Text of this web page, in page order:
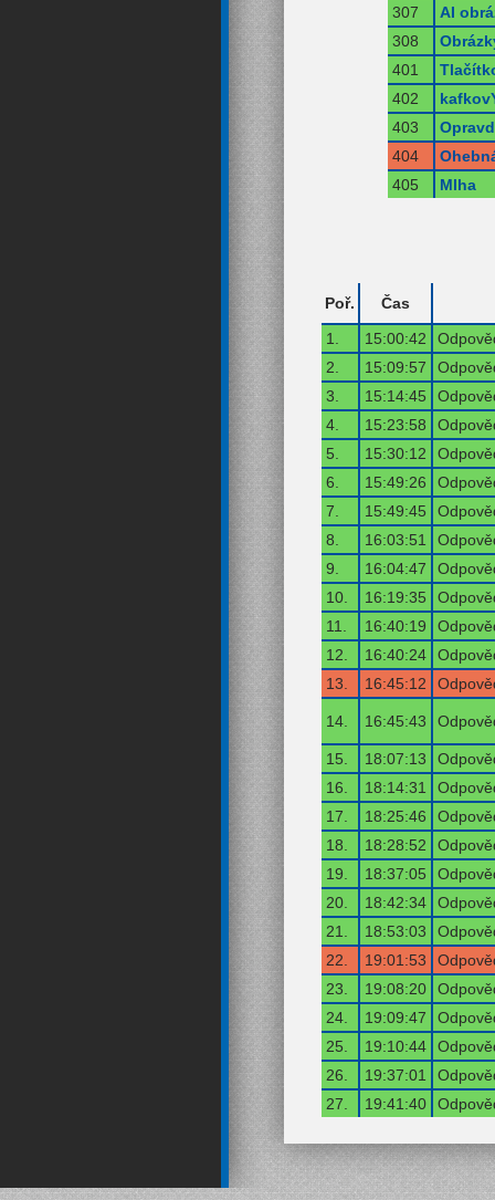
307
AI
308
401
402
403
404
405
Mlha
Poř.
Čas
1.
15:00:42
2.
15:09:57
3.
15:14:45
4.
15:23:58
5.
15:30:12
6.
15:49:26
7.
15:49:45
8.
16:03:51
9.
16:04:47
10.
16:19:35
11.
16:40:19
12.
16:40:24
13.
16:45:12
14. 16:45:43
15. 18:07:13
16.
18:14:31
17.
18:25:46
18.
18:28:52
19.
18:37:05
20.
18:42:34
21.
18:53:03
22.
19:01:53
23.
19:08:20
24.
19:09:47
25.
19:10:44
26.
19:37:01
27.
19:41:40